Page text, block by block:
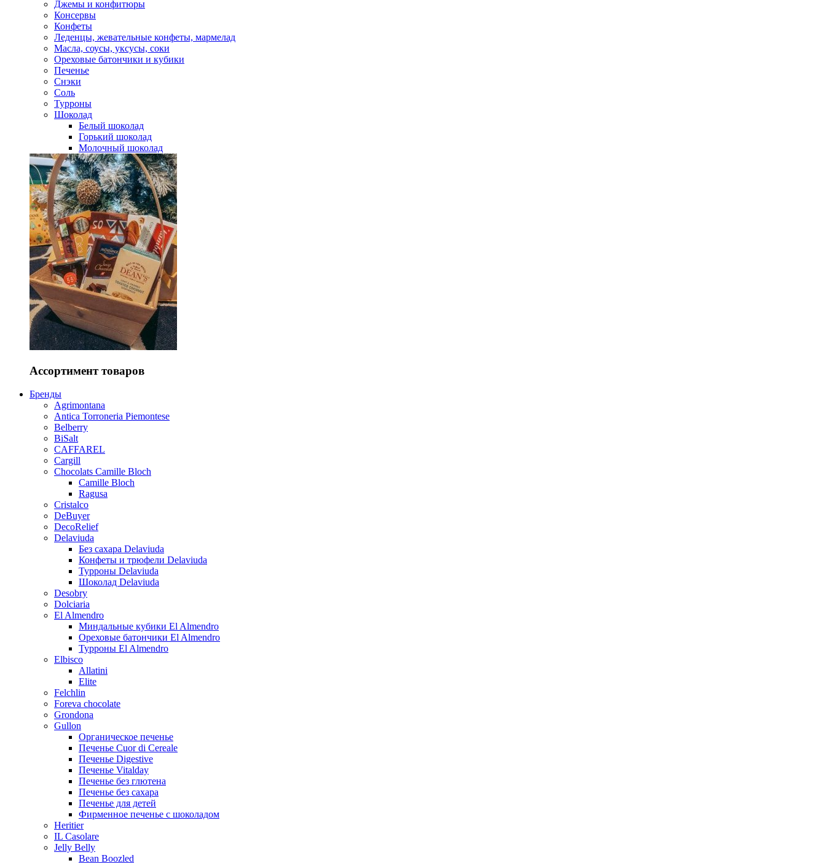
Джемы и конфитюры
Консервы
Конфеты
Леденцы, жевательные конфеты, мармелад
Масла, соусы, уксусы, соки
Ореховые батончики и кубики
Печенье
Снэки
Соль
Турроны
Шоколад
Белый шоколад
Горький шоколад
Молочный шоколад
Ассортимент товаров
Бренды
Agrimontana
Antica Torroneria Piemontese
Belberry
BiSalt
CAFFAREL
Cargill
Chocolats Camille Bloch
Camille Bloch
Ragusa
Cristalco
DeBuyer
DecoRelief
Delaviuda
Без сахара Delaviuda
Конфеты и трюфели Delaviuda
Турроны Delaviuda
Шоколад Delaviuda
Desobry
Dolciaria
El Almendro
Миндальные кубики El Almendro
Ореховые батончики El Almendro
Турроны El Almendro
Elbisco
Allatini
Elite
Felchlin
Foreva chocolate
Grondona
Gullon
Органическое печенье
Печенье Cuor di Cereale
Печенье Digestive
Печенье Vitalday
Печенье без глютена
Печенье без сахара
Печенье для детей
Фирменное печенье с шоколадом
Heritier
IL Casolare
Jelly Belly
Bean Boozled